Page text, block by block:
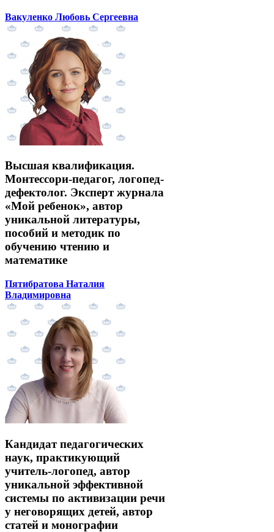
Вакуленко Любовь Сергеевна
Высшая квалификация.
Монтессори-педагог, логопед-
дефектолог. Эксперт журнала
«Мой ребенок», автор
уникальной литературы,
пособий и методик по
обучению чтению и
математике
Пятибратова Наталия
Владимировна
Кандидат педагогических
наук, практикующий
учитель-логопед, автор
уникальной эффективной
системы по активизации речи
у неговорящих детей, автор
статей и монографии